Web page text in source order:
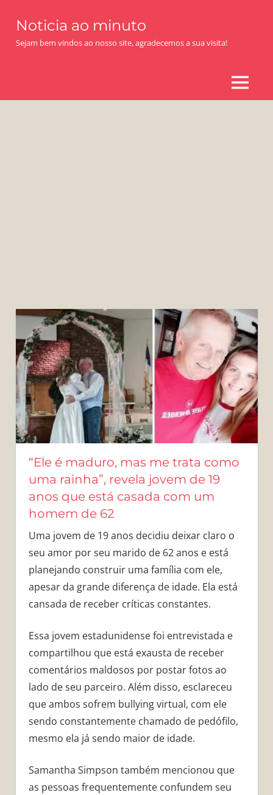
content
Noticia ao minuto
Sejam bem vindos ao nosso site, agradecemos a sua visita!
MENU
“Ele é maduro, mas me trata como
uma rainha”, revela jovem de 19
anos que está casada com um
homem de 62
Uma jovem de 19 anos decidiu deixar claro o
seu amor por seu marido de 62 anos e está
planejando construir uma família com ele,
apesar da grande diferença de idade. Ela está
cansada de receber críticas constantes.
Essa jovem estadunidense foi entrevistada e
compartilhou que está exausta de receber
comentários maldosos por postar fotos ao
lado de seu parceiro. Além disso, esclareceu
que ambos sofrem bullying virtual, com ele
sendo constantemente chamado de pedófilo,
mesmo ela já sendo maior de idade.
Samantha Simpson também mencionou que
as pessoas frequentemente confundem seu